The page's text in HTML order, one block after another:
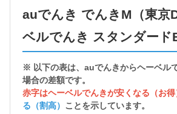
auでんき でんきM（東京
ベルでんき スタンダード
※ 以下の表は、auでんきからヘーベル
場合の差額です。
赤字はヘーベルでんきが安くなる（お得
る（割高） ことを示しています。